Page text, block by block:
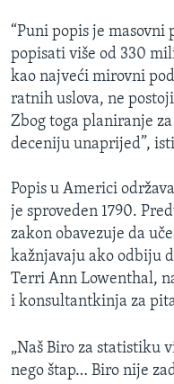
“Puni popis je masovni
popisati više od 330
kao najveći mirovni
ratnih uslova, ne
Zbog toga planiranje
deceniju unaprijed”,
Popis u Americi
je sproveden 1790.
zakon obavezuje da
kažnjavaju ako odbiju
Terri Ann Lowenthal,
i konsultantkinja za
„Naš Biro za statistiku
nego štap… Biro nije